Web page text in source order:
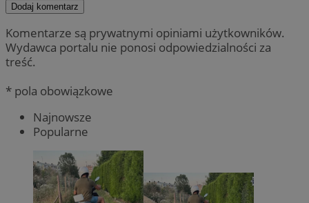
Dodaj komentarz
Komentarze są prywatnymi opiniami użytkowników.
Wydawca portalu nie ponosi odpowiedzialności za
treść.
* pola obowiązkowe
Najnowsze
Popularne